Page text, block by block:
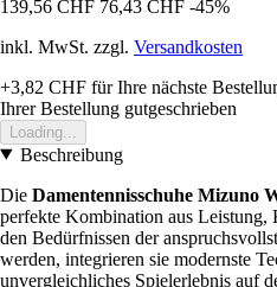
139,56 CHF 76,43 CHF -45%
inkl. MwSt. zzgl. Versandkosten
+3,82 CHF für Ihre nächste
Ihrer Bestellung gutgeschrieben
Loading...
Beschreibung
Die Damentennisschuhe Mizuno
perfekte Kombination aus
den Bedürfnissen der
werden, integrieren sie modernste
unvergleichliches Spielerlebnis auf